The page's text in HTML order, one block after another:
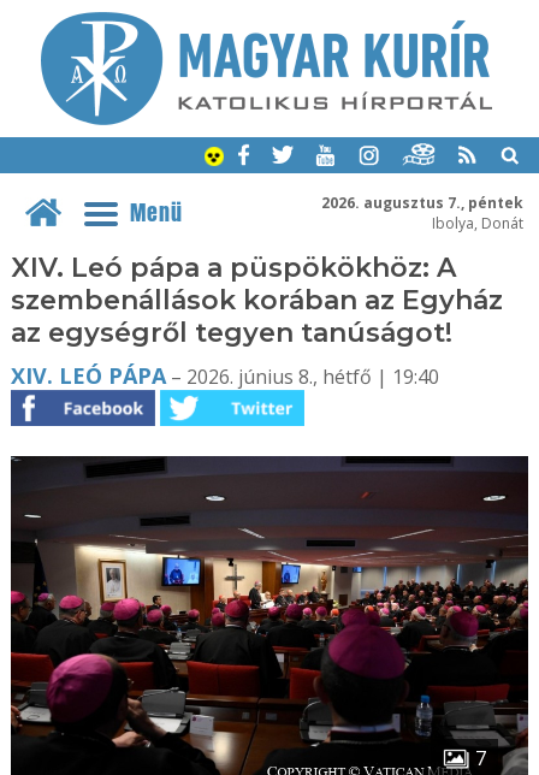
2026. augusztus 7., péntek
Ibolya, Donát
Menü
XIV. Leó pápa a püspökökhöz: A
szembenállások korában az Egyház
az egységről tegyen tanúságot!
XIV. LEÓ PÁPA– 2026. június 8., hétfő | 19:40
7